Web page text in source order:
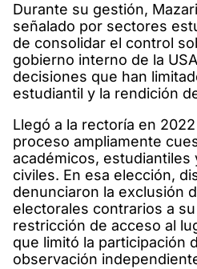
Durante su gestión,
señalado por sectores
de consolidar el control
gobierno interno de la
decisiones que han
estudiantil y la rendición
Llegó a la rectoría en
proceso ampliamente
académicos, estudiantiles
civiles. En esa elección,
denunciaron la exclusión
electorales contrarios a
restricción de acceso al
que limitó la participación
observación